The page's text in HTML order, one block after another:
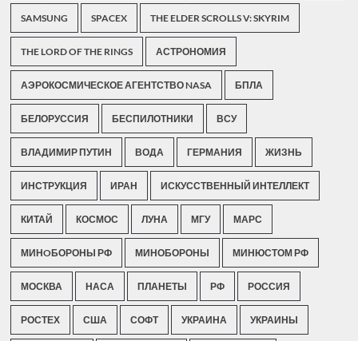
SAMSUNG SPACEX THE ELDER SCROLLS V: SKYRIM
THE LORD OF THE RINGS АСТРОНОМИЯ
АЭРОКОСМИЧЕСКОЕ АГЕНТСТВО NASA БПЛА
БЕЛОРУССИЯ БЕСПИЛОТНИКИ ВСУ
ВЛАДИМИР ПУТИН ВОДА ГЕРМАНИЯ ЖИЗНЬ
ИНСТРУКЦИЯ ИРАН ИСКУССТВЕННЫЙ ИНТЕЛЛЕКТ
КИТАЙ КОСМОС ЛУНА МГУ МАРС
МИНOБОРОНЫ РФ МИНОБОРОНЫ МИНЮСТОМ РФ
МОСКВА НАСА ПЛАНЕТЫ РФ РОССИЯ
РОСТЕХ США СОФТ УКРАИНА УКРАИНЫ